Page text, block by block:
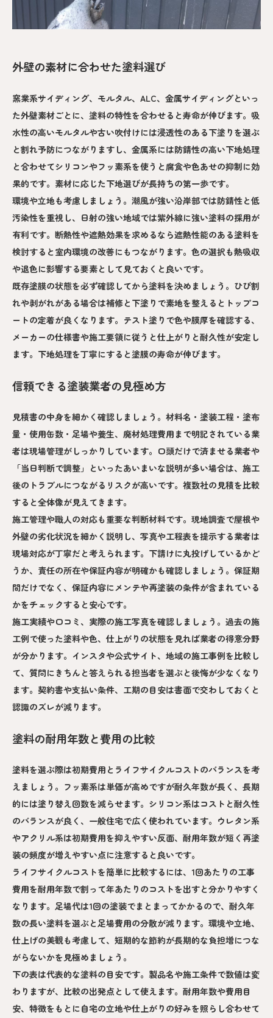
外壁の素材に合わせた塗料選び
窯業系サイディング、モルタル、ALC、金属サイディングといっ
た外壁素材ごとに、塗料の特性を合わせると寿命が伸びます。吸
水性の高いモルタルや古い吹付けには浸透性のある下塗りを選ぶ
と割れ予防につながりますし、金属系には防錆性の高い下地処理
と合わせてシリコンやフッ素系を使うと腐食や色あせの抑制に効
果的です。素材に応じた下地選びが長持ちの第一歩です。
環境や立地も考慮しましょう。潮風が強い沿岸部では防錆性と低
汚染性を重視し、日射の強い地域では紫外線に強い塗料の採用が
有利です。断熱性や遮熱効果を求めるなら遮熱性能のある塗料を
検討すると室内環境の改善にもつながります。色の選択も熱吸収
や退色に影響する要素として見ておくと良いです。
既存塗膜の状態を必ず確認してから塗料を決めましょう。ひび割
れや剥がれがある場合は補修と下塗りで素地を整えるとトップコ
ートの定着が良くなります。テスト塗りで色や膜厚を確認する、
メーカーの仕様書や施工要領に従うと仕上がりと耐久性が安定し
ます。下地処理を丁寧にすると塗膜の寿命が伸びます。
信頼できる塗装業者の見極め方
見積書の中身を細かく確認しましょう。材料名・塗装工程・塗布
量・使用缶数・足場や養生、廃材処理費用まで明記されている業
者は現場管理がしっかりしています。口頭だけで済ませる業者や
「当日判断で調整」といったあいまいな説明が多い場合は、施工
後のトラブルにつながるリスクが高いです。複数社の見積を比較
すると全体像が見えてきます。
施工管理や職人の対応も重要な判断材料です。現地調査で屋根や
外壁の劣化状況を細かく説明し、写真や工程表を提示する業者は
現場対応が丁寧だと考えられます。下請けに丸投げしているかど
うか、責任の所在や保証内容が明確かも確認しましょう。保証期
間だけでなく、保証内容にメンテや再塗装の条件が含まれている
かをチェックすると安心です。
施工実績や口コミ、実際の施工写真を確認しましょう。過去の施
工例で使った塗料や色、仕上がりの状態を見れば業者の得意分野
が分かります。インスタや公式サイト、地域の施工事例を比較し
て、質問にきちんと答えられる担当者を選ぶと後悔が少なくなり
ます。契約書や支払い条件、工期の目安は書面で交わしておくと
認識のズレが減ります。
塗料の耐用年数と費用の比較
塗料を選ぶ際は初期費用とライフサイクルコストのバランスを考
えましょう。フッ素系は単価が高めですが耐久年数が長く、長期
的には塗り替え回数を減らせます。シリコン系はコストと耐久性
のバランスが良く、一般住宅で広く使われています。ウレタン系
やアクリル系は初期費用を抑えやすい反面、耐用年数が短く再塗
装の頻度が増えやすい点に注意すると良いです。
ライフサイクルコストを簡単に比較するには、1回あたりの工事
費用を耐用年数で割って年あたりのコストを出すと分かりやすく
なります。足場代は1回の塗装でまとまってかかるので、耐久年
数の長い塗料を選ぶと足場費用の分散が減ります。環境や立地、
仕上げの美観も考慮して、短期的な節約が長期的な負担増につな
がらないかを見極めましょう。
下の表は代表的な塗料の目安です。製品名や施工条件で数値は変
わりますが、比較の出発点として使えます。耐用年数や費用目
安、特徴をもとに自宅の立地や仕上がりの好みを照らし合わせて